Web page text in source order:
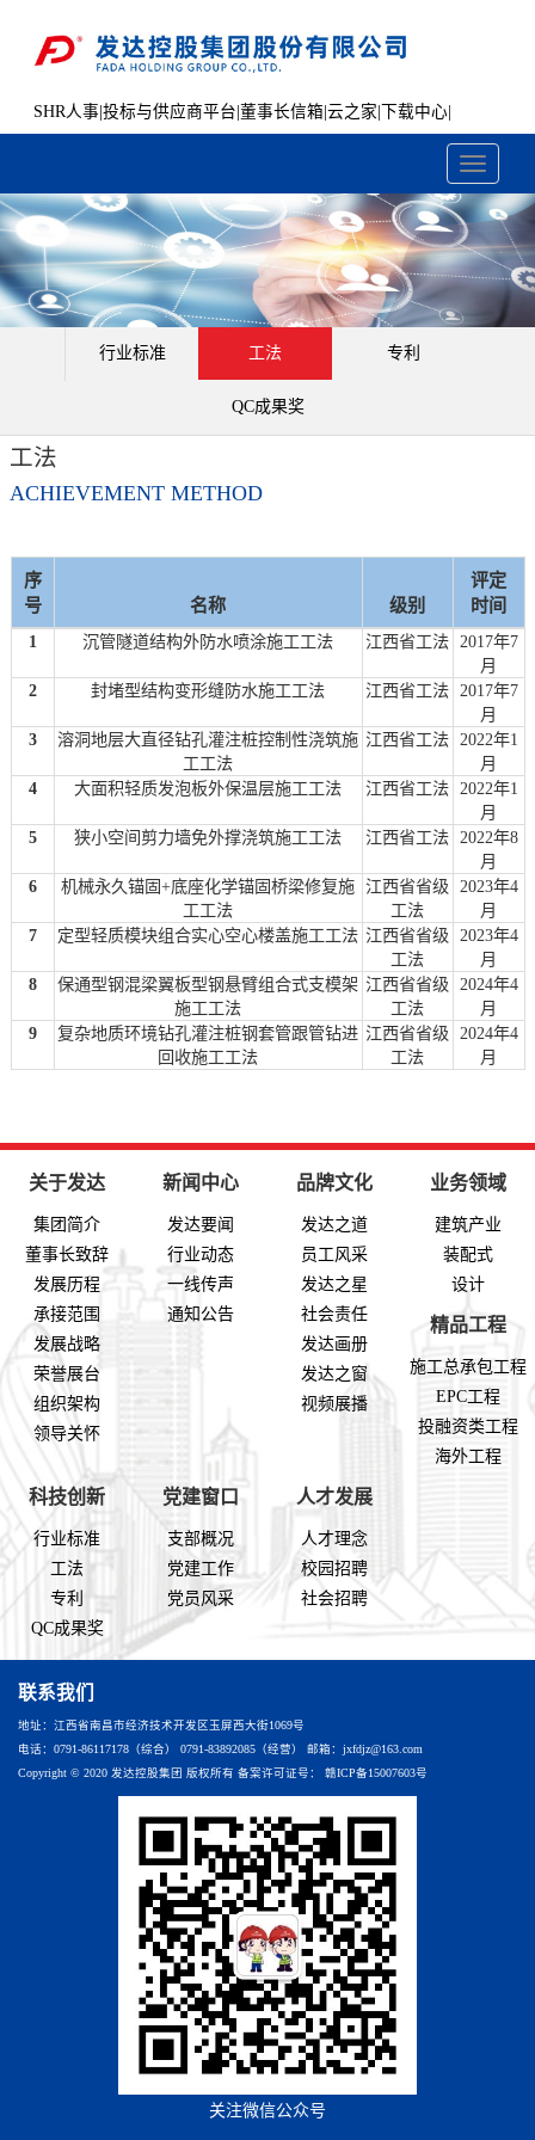
SHR人事 投标与供应商平台 董事长信箱 云之家 下载中心
Toggle
行业标准 工法 专利
QC成果奖
工法
ACHIEVEMENT METHOD
序
号
名称 级别
评定
时间
1 沉管隧道结构外防水喷涂施工工法 江西省工法
2017年7
月
2
封堵型结构变形缝防水施工工法 江西省工法
2017年7
月
3
溶洞地层大直径钻孔灌注桩控制性浇筑施
工工法
江西省工法
2022年1
月
4
大面积轻质发泡板外保温层施工工法 江西省工法
2022年1
月
5
狭小空间剪力墙免外撑浇筑施工工法 江西省工法
2022年8
月
6
机械永久锚固+底座化学锚固桥梁修复施
工工法
江西省省级
工法
2023年4
月
7
定型轻质模块组合实心空心楼盖施工工法 江西省省级
工法
2023年4
月
8
保通型钢混梁翼板型钢悬臂组合式支模架
施工工法
江西省省级
工法
2024年4
月
9
复杂地质环境钻孔灌注桩钢套管跟管钻进
回收施工工法
江西省省级
工法
2024年4
月
关于发达
集团简介
董事长致辞
发展历程
承接范围
发展战略
荣誉展台
组织架构
领导关怀
新闻中心
发达要闻
行业动态
一线传声
通知公告
品牌文化
发达之道
员工风采
发达之星
社会责任
发达画册
发达之窗
视频展播
业务领域
建筑产业
装配式
设计
精品工程
施工总承包工程
EPC工程
投融资类工程
海外工程
科技创新
行业标准
工法
专利
QC成果奖
党建窗口
支部概况
党建工作
党员风采
人才发展
人才理念
校园招聘
社会招聘
联系我们
地址：江西省南昌市经济技术开发区玉屏西大街1069号
电话：0791-86117178（综合） 0791-83892085（经营） 邮箱：jxfdjz@163.com
Copyright © 2020 发达控股集团 版权所有 备案许可证号： 赣ICP备15007603号
关注微信公众号